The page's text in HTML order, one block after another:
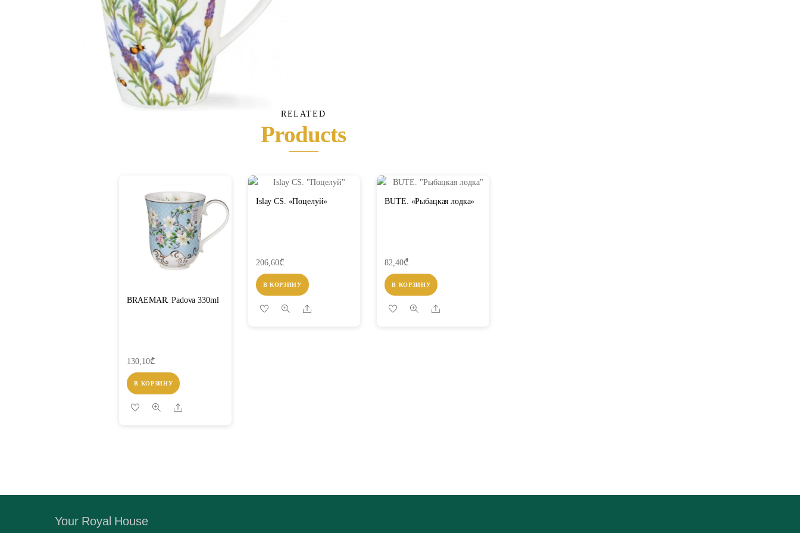
RELATED
Products
BRAEMAR. Padova 330ml
130,10₾
В КОРЗИНУ
Share
Islay CS. «Поцелуй»
206,60₾
В КОРЗИНУ
Share
BUTE. «Рыбацкая лодка»
82,40₾
В КОРЗИНУ
Share
Your Royal House